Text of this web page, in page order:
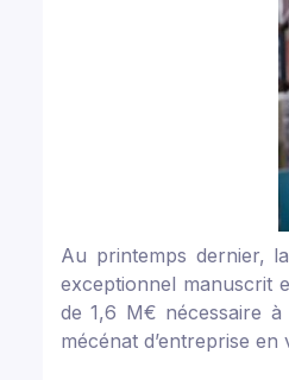
Au printemps dernier,
exceptionnel manuscrit
de 1,6 M€ nécessaire à
mécénat d’entreprise